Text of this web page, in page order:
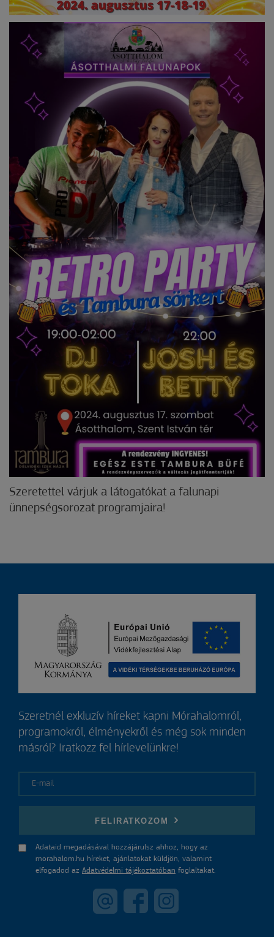
Szeretettel várjuk a látogatókat a falunapi
ünnepségsorozat programjaira!
Szeretnél exkluzív híreket kapni Mórahalomról,
programokról, élményekről és még sok minden
másról? Iratkozz fel hírlevelünkre!
FELIRATKOZOM
Adataid megadásával hozzájárulsz ahhoz, hogy az
morahalom.hu híreket, ajánlatokat küldjön, valamint
elfogadod az Adatvédelmi tájékoztatóban foglaltakat.